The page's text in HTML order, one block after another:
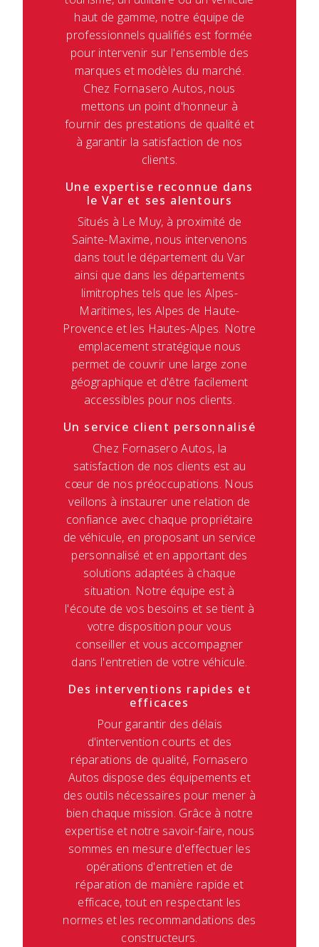
haut de gamme, notre équipe de
professionnels qualifiés est formée
pour intervenir sur l'ensemble des
marques et modèles du marché.
Chez Fornasero Autos, nous
mettons un point d'honneur à
fournir des prestations de qualité et
à garantir la satisfaction de nos
clients.
Une expertise reconnue dans
le Var et ses alentours
Situés à Le Muy, à proximité de
Sainte-Maxime, nous intervenons
dans tout le département du Var
ainsi que dans les départements
limitrophes tels que les Alpes-
Maritimes, les Alpes de Haute-
Provence et les Hautes-Alpes. Notre
emplacement stratégique nous
permet de couvrir une large zone
géographique et d'être facilement
accessibles pour nos clients.
Un service client personnalisé
Chez Fornasero Autos, la
satisfaction de nos clients est au
cœur de nos préoccupations. Nous
veillons à instaurer une relation de
confiance avec chaque propriétaire
de véhicule, en proposant un service
personnalisé et en apportant des
solutions adaptées à chaque
situation. Notre équipe est à
l'écoute de vos besoins et se tient à
votre disposition pour vous
conseiller et vous accompagner
dans l'entretien de votre véhicule.
Des interventions rapides et
efficaces
Pour garantir des délais
d'intervention courts et des
réparations de qualité, Fornasero
Autos dispose des équipements et
des outils nécessaires pour mener à
bien chaque mission. Grâce à notre
expertise et notre savoir-faire, nous
sommes en mesure d'effectuer les
opérations d'entretien et de
réparation de manière rapide et
efficace, tout en respectant les
normes et les recommandations des
constructeurs.